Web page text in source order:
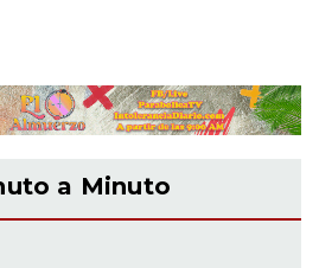
a Minuto